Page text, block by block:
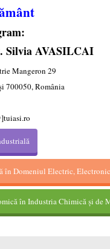
Silvia AVASILCAI
Mangeron 29
700050, România
în Domeniul Electric,
în Industria Chimică și de